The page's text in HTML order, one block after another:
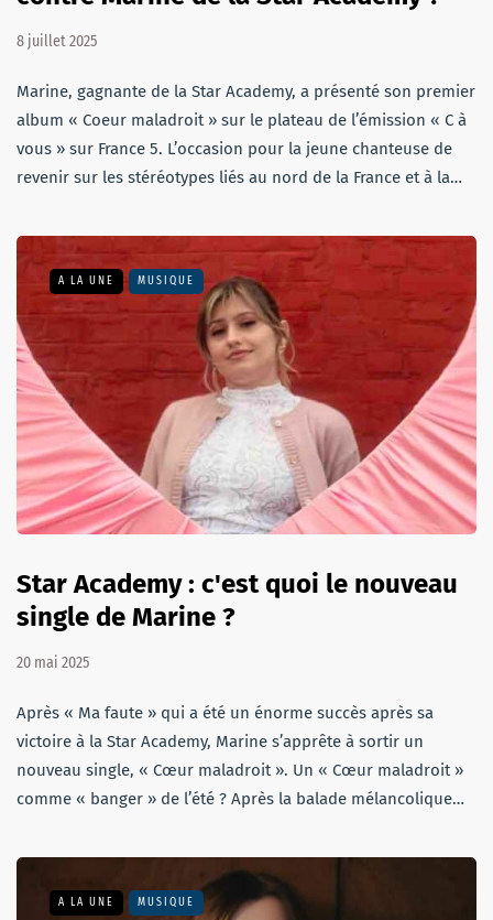
8 juillet 2025
Marine, gagnante de la Star Academy, a présenté son premier
album « Coeur maladroit » sur le plateau de l’émission « C à
vous » sur France 5. L’occasion pour la jeune chanteuse de
revenir sur les stéréotypes liés au nord de la France et à la…
A LA UNE MUSIQUE
Star Academy : c'est quoi le nouveau
single de Marine ?
20 mai 2025
Après « Ma faute » qui a été un énorme succès après sa
victoire à la Star Academy, Marine s’apprête à sortir un
nouveau single, « Cœur maladroit ». Un « Cœur maladroit »
comme « banger » de l’été ? Après la balade mélancolique…
A LA UNE MUSIQUE